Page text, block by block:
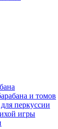
и томов
перкуссии
игры